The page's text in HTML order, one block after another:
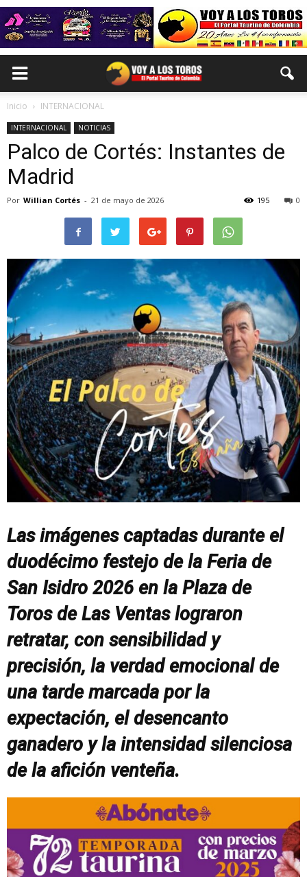
Inicio INTERNACIONAL
INTERNACIONAL NOTICIAS
Palco de Cortés: Instantes de
Madrid
Por Willian Cortés - 21 de mayo de 2026 0
195
Las imágenes captadas durante el
duodécimo festejo de la Feria de
San Isidro 2026 en la Plaza de
Toros de Las Ventas lograron
retratar, con sensibilidad y
precisión, la verdad emocional de
una tarde marcada por la
expectación, el desencanto
ganadero y la intensidad silenciosa
de la afición venteña.